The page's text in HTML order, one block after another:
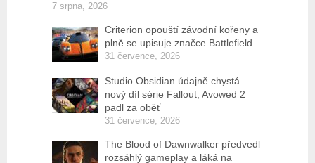
7 srpna, 2026
Criterion opouští závodní kořeny a
plně se upisuje značce Battlefield
31 července, 2026
Studio Obsidian údajně chystá
nový díl série Fallout, Avowed 2
padl za oběť
31 července, 2026
The Blood of Dawnwalker předvedl
rozsáhlý gameplay a láká na